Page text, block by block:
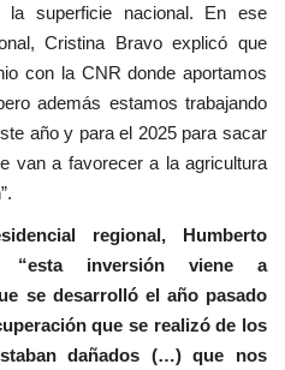
superficie nacional. En ese
Cristina Bravo explicó que
con la CNR donde aportamos
además estamos trabajando
año y para el 2025 para sacar
van a favorecer a la agricultura
regional, Humberto
“esta inversión viene a
se desarrolló el año pasado
que se realizó de los
dañados (…) que nos